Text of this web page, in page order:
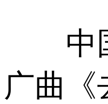
中国
广曲